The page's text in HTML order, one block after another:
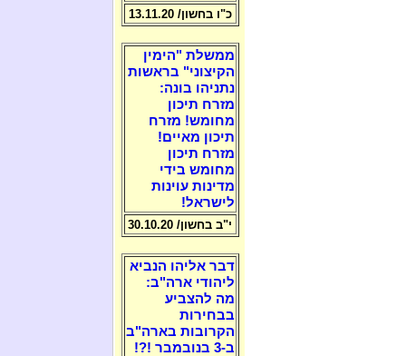
כ"ו בחשון/ 13.11.20
ממשלת "הימין
הקיצוני" בראשות
נתניהו בונה:
מזרח תיכון
מחומש! מזרח
תיכון מאיים!
מזרח תיכון
מחומש בידי
מדינות עוינות
לישראל!
י"ב בחשון/ 30.10.20
דבר אליהו הנביא
ליהודי ארה"ב:
מה להצביע
בבחירות
הקרובות בארה"ב
ב-3 בנובמבר !?!